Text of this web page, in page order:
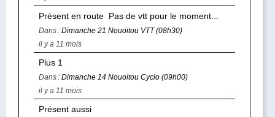
Présent en route Pas de vtt pour le moment...
Dans : Dimanche 21 Nouoitou VTT (08h30)
il y a 11 mois
Plus 1
Dans : Dimanche 14 Nouoitou Cyclo (09h00)
il y a 11 mois
Présent aussi